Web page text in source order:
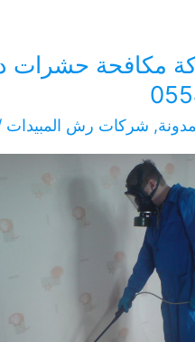
مكافحة حشرات
, شركات رش المبيدات